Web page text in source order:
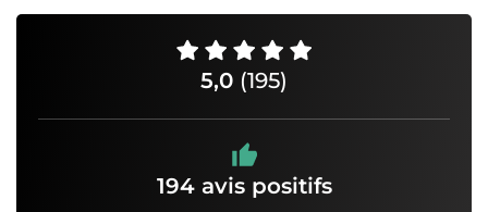
5,0 (195)
194 avis positifs